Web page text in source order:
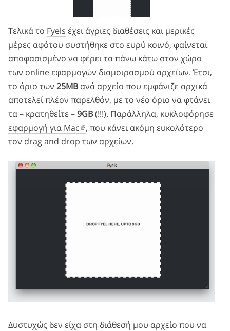
Τελικά το Fyels έχει άγριες διαθέσεις και μερικές
μέρες αφότου συστήθηκε στο ευρύ κοινό, φαίνεται
αποφασισμένο να φέρει τα πάνω κάτω στον χώρο
των οnline εφαρμογών διαμοιρασμού αρχείων. Έτσι,
το όριο των 25ΜΒ ανά αρχείο που εμφάνιζε αρχικά
αποτελεί πλέον παρελθόν, με το νέο όριο να φτάνει
τα – κρατηθείτε –9GB(!!!). Παράλληλα, κυκλοφόρησε
εφαρμογή για Μac
, που κάνει ακόμη ευκολότερο
τον drag and drop των αρχείων.
Δυστυχώς δεν είχα στη διάθεσή μου αρχείο που να